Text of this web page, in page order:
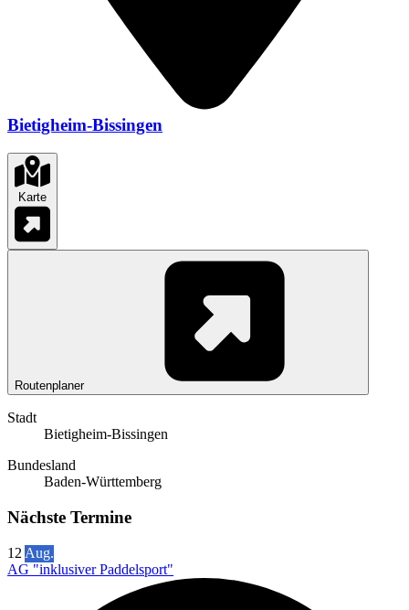
Bietigheim-Bissingen
Karte
Routenplaner
Stadt
Bietigheim-Bissingen
Bundesland
Baden-Württemberg
Nächste Termine
12 Aug.
AG "inklusiver Paddelsport"